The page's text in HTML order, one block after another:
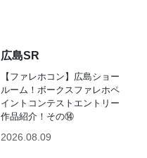
広島SR
【ファレホコン】広島ショー
ルーム！ボークスファレホペ
イントコンテストエントリー
作品紹介！その⑭
2026.08.09